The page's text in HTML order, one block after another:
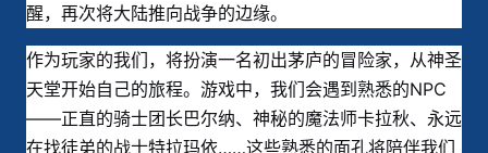
醒，再次将大陆推向战争的边缘。
作为玩家的我们，将扮演一名初出茅庐的冒险家，从神圣
天堂开始自己的旅程。游戏中，我们会遇到熟悉的NPC
——正直的骑士团长巴尔纳、神秘的魔法师卡拉秋、永远
在找徒弟的战士特拉玛依……这些熟悉的面孔将陪伴我们